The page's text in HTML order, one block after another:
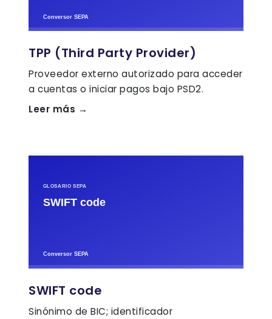
TPP (Third Party Provider)
Proveedor externo autorizado para acceder
a cuentas o iniciar pagos bajo PSD2.
Leer más →
SWIFT code
Sinónimo de BIC; identificador